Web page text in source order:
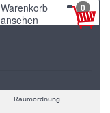
Warenkorb
ansehen
0
Raumordnung